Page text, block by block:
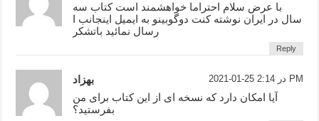
با عرض سلام احتراما خواهشمند است کتاب سه
سال در ایران نوشته کنت دوگوبینو به ایمیل اینجانب ا
رسال نمائید باتشکر
Reply
بهزاد 2021-01-25 در 2:14 PM
آیا امکان دارد که نسخه ای از این کتاب برای من
بفرستید؟